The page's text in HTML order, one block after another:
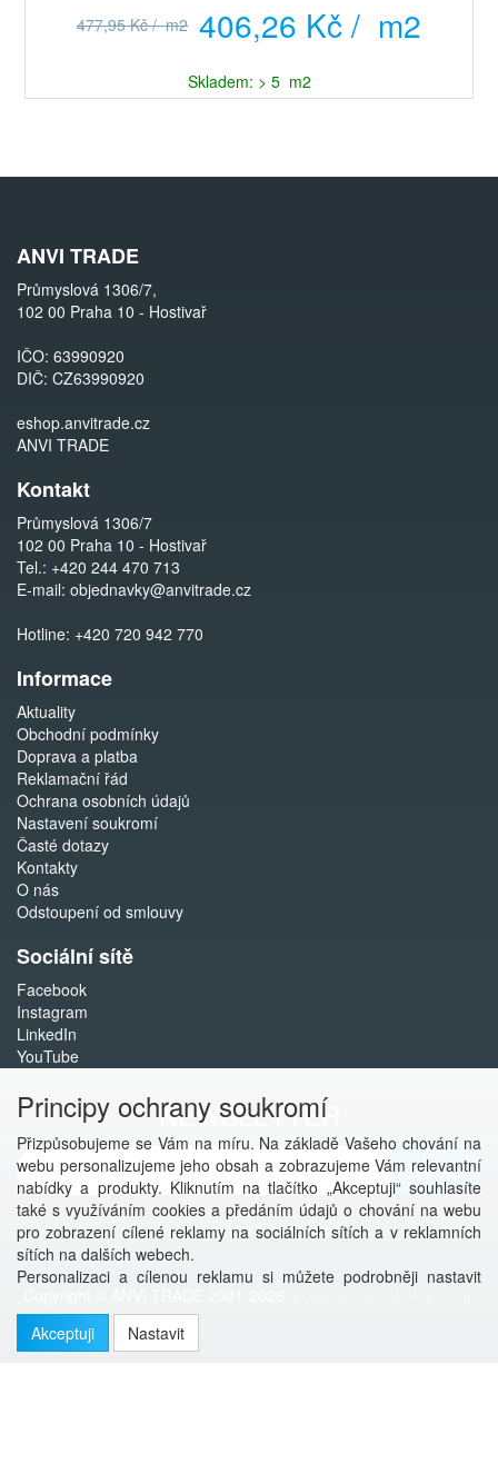
477,95 Kč / m2 406,26 Kč / m2
Skladem: > 5 m2
ANVI TRADE
Průmyslová 1306/7,
102 00 Praha 10 - Hostivař
IČO: 63990920
DIČ: CZ63990920
eshop.anvitrade.cz
ANVI TRADE
Kontakt
Průmyslová 1306/7
102 00 Praha 10 - Hostivař
Tel.: +420 244 470 713
E-mail: objednavky@anvitrade.cz
Hotline: +420 720 942 770
Informace
Aktuality
Obchodní podmínky
Doprava a platba
Reklamační řád
Ochrana osobních údajů
Nastavení soukromí
Časté dotazy
Kontakty
O nás
Odstoupení od smlouvy
Sociální sítě
Facebook
Instagram
LinkedIn
YouTube
NEWSLETTER
Přihlásit
Více informací o této službě
Principy ochrany soukromí
Přizpůsobujeme se Vám na míru. Na základě Vašeho chování na
webu personalizujeme jeho obsah a zobrazujeme Vám relevantní
nabídky a produkty. Kliknutím na tlačítko „Akceptuji“ souhlasíte
také s využíváním cookies a předáním údajů o chování na webu
pro zobrazení cílené reklamy na sociálních sítích a v reklamních
sítích na dalších webech.
Personalizaci a cílenou reklamu si můžete podrobněji nastavit
Akceptuji
Nastavit